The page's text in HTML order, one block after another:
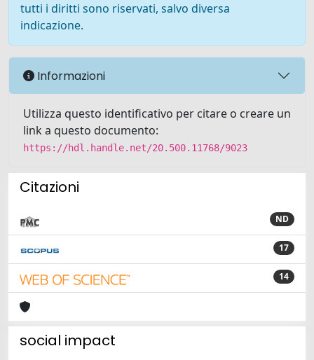
tutti i diritti sono riservati, salvo diversa
indicazione.
Informazioni
Utilizza questo identificativo per citare o creare un
link a questo documento:
https://hdl.handle.net/20.500.11768/9023
Citazioni
ND
17
14
social impact